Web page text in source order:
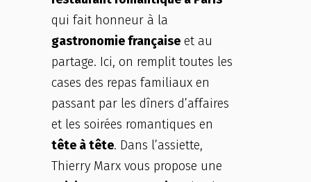
qui fait honneur à la
gastronomie française et au
partage. Ici, on remplit toutes les
cases des repas familiaux en
passant par les dîners d’affaires
et les soirées romantiques en
tête à tête. Dans l’assiette,
Thierry Marx vous propose une